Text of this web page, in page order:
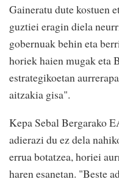
Gaineratu dute kostuen
guztiei eragin diela
gobernuak behin eta
horiek haien mugak eta
estrategikoetan
aitzakia gisa".
Kepa Sebal Bergarako
adierazi du ez dela
errua botatzea, horiei
haren esanetan. "Beste